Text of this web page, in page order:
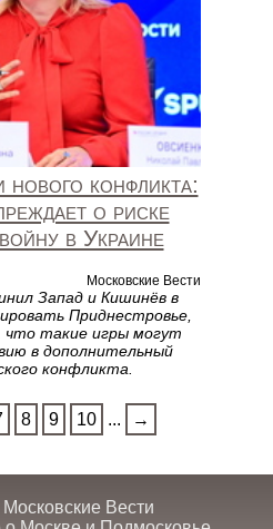
конфликта:
о риске
в Украине
Московские Вести
Запад и Кишинёв в
Приднестровье,
что такие игры могут
в дополнительный
конфликта.
8 9 10 ... →
Вести